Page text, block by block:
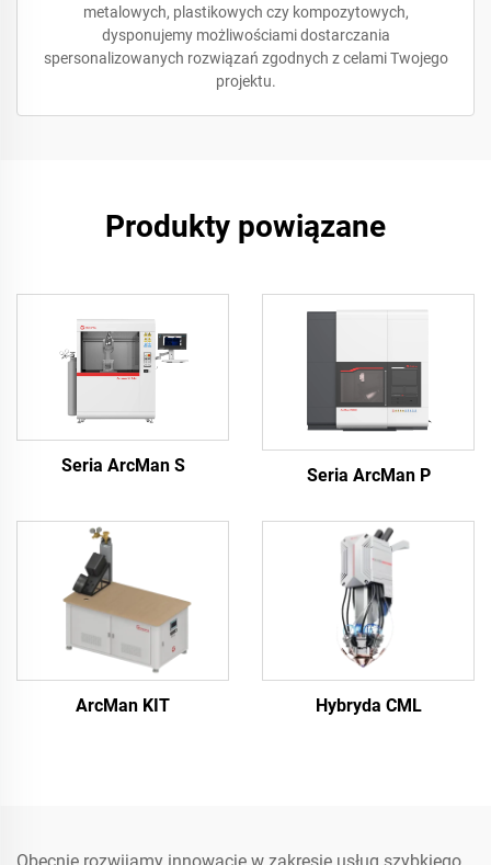
metalowych, plastikowych czy kompozytowych,
dysponujemy możliwościami dostarczania
spersonalizowanych rozwiązań zgodnych z celami Twojego
projektu.
Produkty powiązane
Seria ArcMan S Seria ArcMan P
ArcMan KIT Hybryda CML